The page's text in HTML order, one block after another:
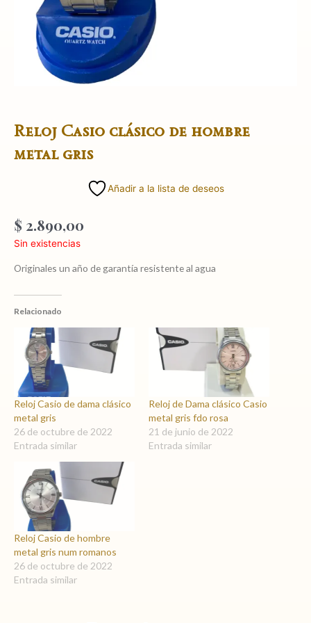
Reloj Casio clásico de hombre
metal gris
Añadir a la lista de deseos
$ 2.890,00
Sin existencias
Originales un año de garantía resistente al agua
Relacionado
Reloj Casio de dama clásico
metal gris
26 de octubre de 2022
Entrada similar
Reloj de Dama clásico Casio
metal gris fdo rosa
21 de junio de 2022
Entrada similar
Reloj Casio de hombre
metal gris num romanos
26 de octubre de 2022
Entrada similar